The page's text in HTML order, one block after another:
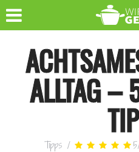
ALLTAG –
Tipps / 5